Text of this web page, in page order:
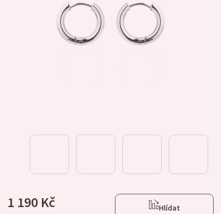
1 190 Kč Hlídat